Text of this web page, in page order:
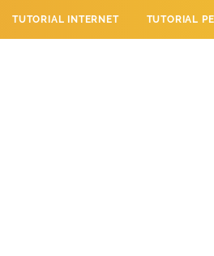
TUTORIAL INTERNET TUTORIAL